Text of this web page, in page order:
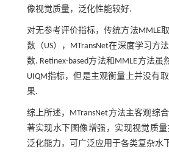
像视觉质量，泛化性能较好.
对无参考评价指标，传统方法MMLE
数（US），MTransNet在深度学习方
数. Retinex-based方法和MMLE方法虽
UIQM指标，但是主观衡量上并没有
果.
综上所述，MTransNet方法主客观综
著实现水下图像增强，实现视觉质
泛化能力，可广泛应用于各类复杂水